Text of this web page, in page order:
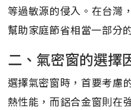
等過敏源的侵入。在台灣
幫助家庭節省相當一部分
二、氣密窗的選擇
選擇氣密窗時，首要考慮
熱性能，而鋁合金窗則在